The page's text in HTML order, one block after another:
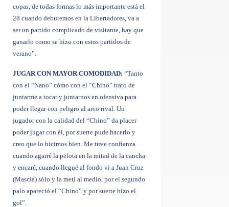
copas, de todas formas lo más importante está el
28 cuando debutemos en la Libertadores, va a
ser un partido complicado de visitante, hay que
ganarlo como se hizo con estos partidos de
verano”.
JUGAR CON MAYOR COMODIDAD: “Tanto
con el “Nano” cómo con el “Chino” trato de
juntarme a tocar y juntarnos en ofensiva para
poder llegar con peligro al arco rival. Un
jugador con la calidad del “Chino” da placer
poder jugar con él, por suerte pude hacerlo y
creo que lo hicimos bien. Me tuve confianza
cuando agarré la pelota en la mitad de la cancha
y encaré, cuando llegué al fondo vi a Juan Cruz
(Mascia) sólo y la metí al medio, por el segundo
palo apareció el “Chino” y por suerte hizo el
gol”.